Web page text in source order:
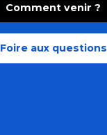
Comment venir ?
Foire aux questions